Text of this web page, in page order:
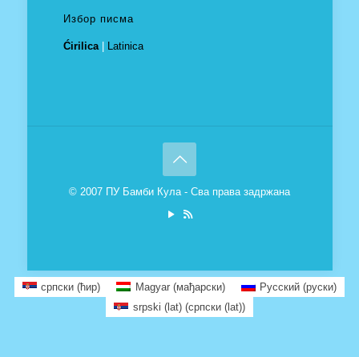
Избор писма
Ćirilica| Latinica
© 2007 ПУ Бамби Кула - Сва права задржана
српски (ћир) Magyar(мађарски) Русский(руски)
srpski (lat)(српски (lat))